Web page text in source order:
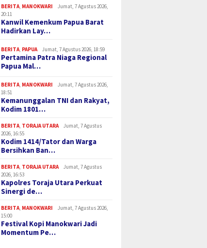
BERITA MANOKWARI
Jumat, 7 Agustus 2026,
20:11
Kanwil Kemenkum Papua Barat
Hadirkan Lay…
BERITA PAPUA Jumat, 7 Agustus 2026, 18:59
Pertamina Patra Niaga Regional
Papua Mal…
BERITA MANOKWARI
Jumat, 7 Agustus 2026,
18:51
Kemanunggalan TNI dan Rakyat,
Kodim 1801…
BERITA TORAJA UTARA
Jumat, 7 Agustus
2026, 16:55
Kodim 1414/Tator dan Warga
Bersihkan Ban…
BERITA TORAJA UTARA
Jumat, 7 Agustus
2026, 16:53
Kapolres Toraja Utara Perkuat
Sinergi de…
BERITA MANOKWARI
Jumat, 7 Agustus 2026,
15:00
Festival Kopi Manokwari Jadi
Momentum Pe…